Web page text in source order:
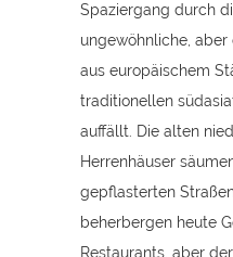
Spaziergang durch
ungewöhnliche,
aus europäischem
traditionellen
auffällt. Die alten
Herrenhäuser
gepflasterten
beherbergen heute
Restaurants, aber